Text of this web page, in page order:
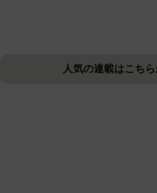
人気の連載はこち